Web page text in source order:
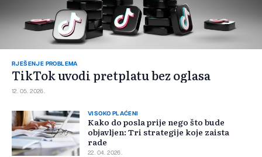
RJEŠENJE PROBLEMA
TikTok uvodi pretplatu bez oglasa
12. 05. 2026.
VISOKO PLAĆENI
Kako do posla prije nego što bude
objavljen: Tri strategije koje zaista
rade
22. 04. 2026.